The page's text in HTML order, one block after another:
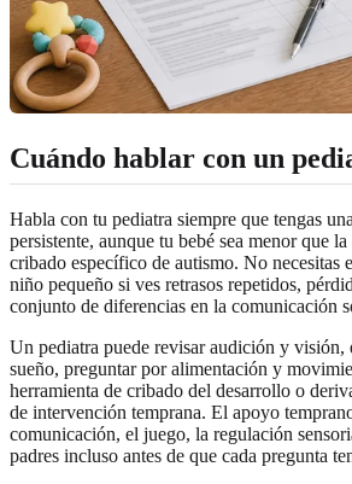
Cuándo hablar con un
Habla con tu pediatra siempre que tengas
persistente, aunque tu bebé sea menor que
cribado específico de autismo. No necesitas
niño pequeño si ves retrasos repetidos,
conjunto de diferencias en la comunicación
Un pediatra puede revisar audición y visión,
sueño, preguntar por alimentación y
herramienta de cribado del desarrollo o
de intervención temprana. El apoyo
comunicación, el juego, la regulación
padres incluso antes de que cada pregunta